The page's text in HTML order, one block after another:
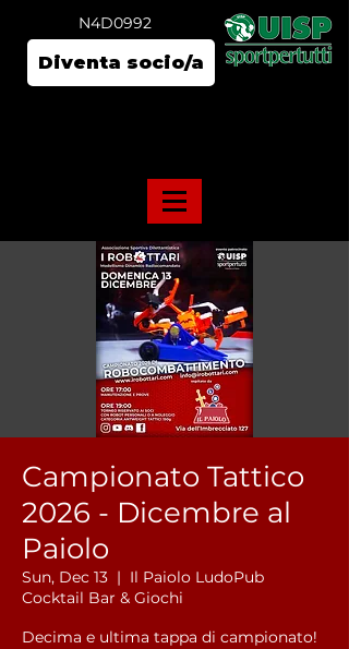
N4D0992
Diventa socio/a
Campionato Tattico
2026 - Dicembre al
Paiolo
Sun, Dec 13
  |
Il Paiolo LudoPub
Cocktail Bar & Giochi
Decima e ultima tappa di campionato!